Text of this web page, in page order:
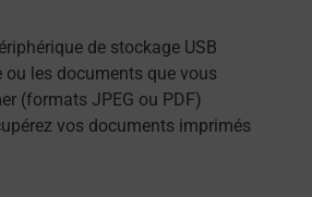
de stockage USB
ou les documents que vous
(formats JPEG ou PDF)
vos documents imprimés